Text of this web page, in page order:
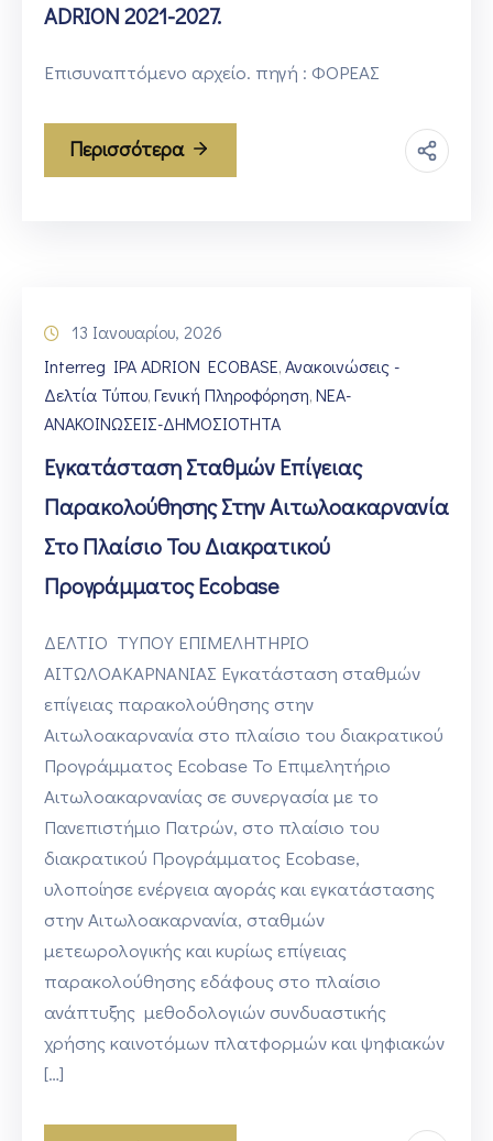
ADRION 2021-2027.
Επισυναπτόμενο αρχείο. πηγή : ΦΟΡΕΑΣ
Περισσότερα
13 Ιανουαρίου, 2026
Interreg IPA ADRION ECOBASE‚ Ανακοινώσεις -
Δελτία Τύπου‚ Γενική Πληροφόρηση‚ ΝΕΑ-
ΑΝΑΚΟΙΝΩΣΕΙΣ-ΔΗΜΟΣΙΟΤΗΤΑ
Εγκατάσταση Σταθμών Επίγειας
Παρακολούθησης Στην Αιτωλοακαρνανία
Στο Πλαίσιο Του Διακρατικού
Προγράμματος Ecobase
ΔΕΛΤΙΟ ΤΥΠΟΥ ΕΠΙΜΕΛΗΤΗΡΙΟ
ΑΙΤΩΛΟΑΚΑΡΝΑΝΙΑΣ Εγκατάσταση σταθμών
επίγειας παρακολούθησης στην
Αιτωλοακαρνανία στο πλαίσιο του διακρατικού
Προγράμματος Ecobase Το Επιμελητήριο
Αιτωλοακαρνανίας σε συνεργασία με το
Πανεπιστήμιο Πατρών, στο πλαίσιο του
διακρατικού Προγράμματος Ecobase,
υλοποίησε ενέργεια αγοράς και εγκατάστασης
στην Αιτωλοακαρνανία, σταθμών
μετεωρολογικής και κυρίως επίγειας
παρακολούθησης εδάφους στο πλαίσιο
ανάπτυξης μεθοδολογιών συνδυαστικής
χρήσης καινοτόμων πλατφορμών και ψηφιακών
[…]